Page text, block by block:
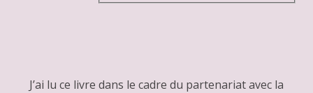
J’ai lu ce livre dans le cadre du partenariat avec la